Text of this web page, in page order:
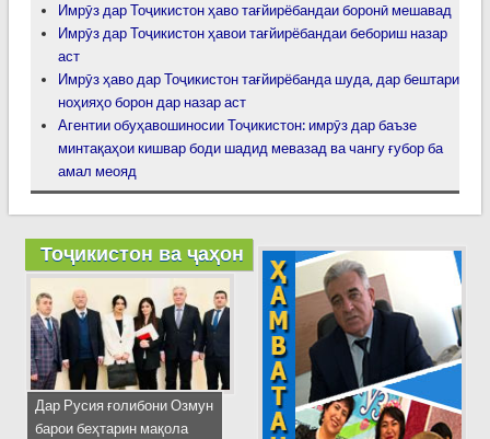
Имрӯз дар Тоҷикистон ҳаво тағйирёбандаи боронӣ мешавад
Имрӯз дар Тоҷикистон ҳавои тағйирёбандаи бебориш назар
аст
Имрӯз ҳаво дар Тоҷикистон тағйирёбанда шуда, дар бештари
ноҳияҳо борон дар назар аст
Агентии обуҳавошиносии Тоҷикистон: имрӯз дар баъзе
минтақаҳои кишвар боди шадид мевазад ва чангу ғубор ба
амал меояд
Тоҷикистон ва ҷаҳон
Дар Русия ғолибони Озмун
барои беҳтарин мақола